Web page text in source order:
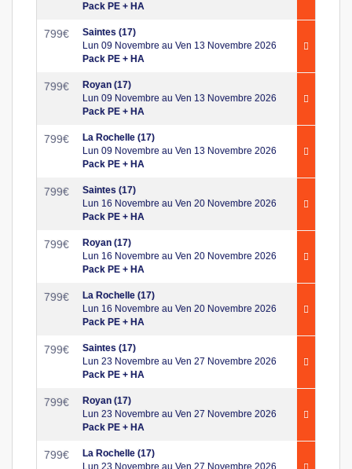
Pack PE + HA
799€
Saintes (17)
Lun 09 Novembre au Ven 13 Novembre 2026
Pack PE + HA
799€
Royan (17)
Lun 09 Novembre au Ven 13 Novembre 2026
Pack PE + HA
799€
La Rochelle (17)
Lun 09 Novembre au Ven 13 Novembre 2026
Pack PE + HA
799€
Saintes (17)
Lun 16 Novembre au Ven 20 Novembre 2026
Pack PE + HA
799€
Royan (17)
Lun 16 Novembre au Ven 20 Novembre 2026
Pack PE + HA
799€
La Rochelle (17)
Lun 16 Novembre au Ven 20 Novembre 2026
Pack PE + HA
799€
Saintes (17)
Lun 23 Novembre au Ven 27 Novembre 2026
Pack PE + HA
799€
Royan (17)
Lun 23 Novembre au Ven 27 Novembre 2026
Pack PE + HA
799€
La Rochelle (17)
Lun 23 Novembre au Ven 27 Novembre 2026